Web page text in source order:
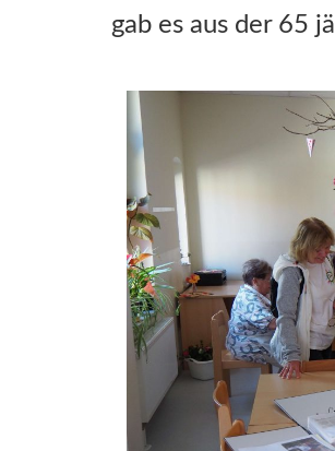
gab es aus der 65